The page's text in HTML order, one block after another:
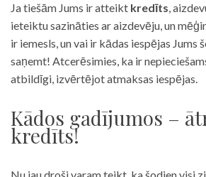
Ja tiešām Jums ir atteikt kredīts,
ieteiktu sazināties ar aizdevēju, un
ir iemesls, un vai ir kādas iespējas Jums
saņemt! Atcerēsimies, ka ir
atbildīgi, izvērtējot atmaksas iespējas.
Kādos gadījumos –
kredīts!